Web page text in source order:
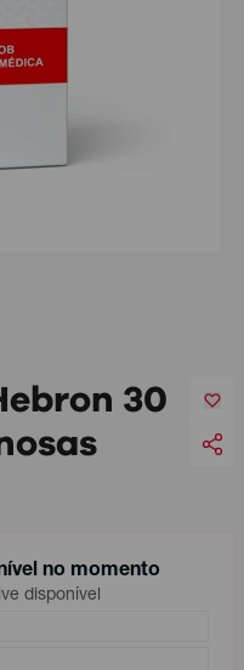
30
no momento
disponível